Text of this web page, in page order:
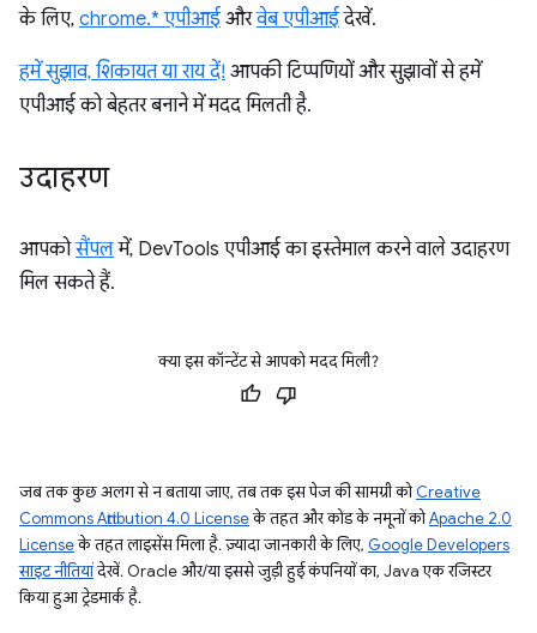
के लिए, chrome.* एपीआई औरवेब एपीआईदेखें.
हमें सुझाव, शिकायत या राय दें! आपकी टिप्पणियों और सुझावों से हमें
एपीआई को बेहतर बनाने में मदद मिलती है.
उदाहरण
आपकोसैंपलमें, DevTools एपीआई का इस्तेमाल करने वाले उदाहरण
मिल सकते हैं.
क्या इस कॉन्टेंट से आपको मदद मिली?
जब तक कुछ अलग से न बताया जाए, तब तक इस पेज की सामग्री कोCreative
Commons Attribution 4.0 Licenseके तहत और कोड के नमूनों कोApache 2.0
Licenseके तहत लाइसेंस मिला है. ज़्यादा जानकारी के लिए, Google Developers
साइट नीतियांदेखें. Oracle और/या इससे जुड़ी हुई कंपनियों का, Java एक रजिस्टर
किया हुआ ट्रेडमार्क है.